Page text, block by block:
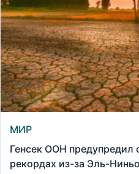
МИР
Генсек ООН предупредил
рекордах из-за Эль-Ниньо